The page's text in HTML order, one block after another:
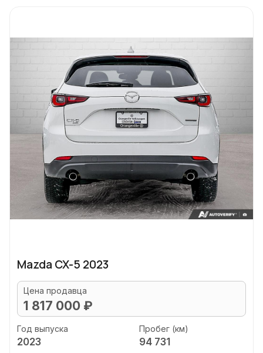
Mazda CX-5 2023
Цена продавца
1 817 000 ₽
Год выпуска
2023
Пробег (км)
94 731